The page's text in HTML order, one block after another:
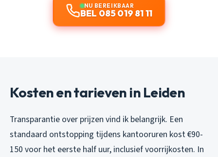
NU BEREIKBAAR
BEL 085 019 81 11
Kosten en tarieven in Leiden
Transparantie over prijzen vind ik belangrijk. Een
standaard ontstopping tijdens kantooruren kost €90-
150 voor het eerste half uur, inclusief voorrijkosten. In